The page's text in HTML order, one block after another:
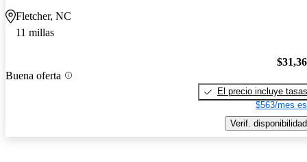
Fletcher, NC
11 millas
Buena oferta
El precio incluye tasas
$563/mes
Verif. disponibilidad